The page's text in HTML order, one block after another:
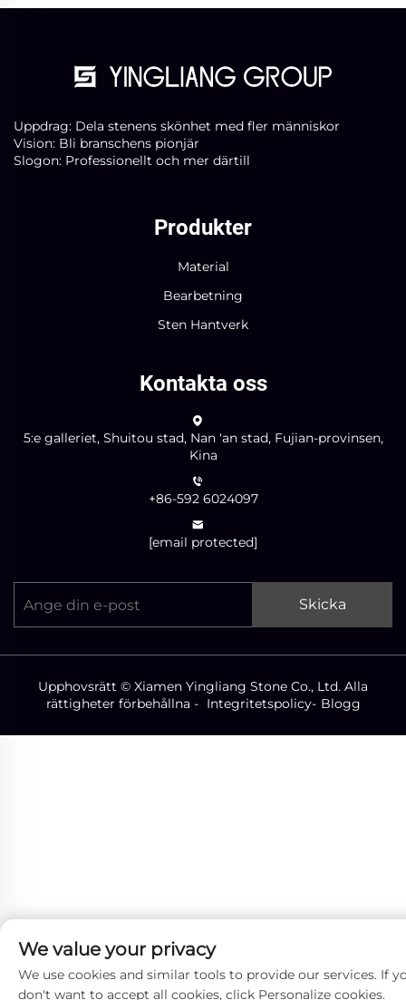
Uppdrag: Dela stenens skönhet med fler människor
Vision: Bli branschens pionjär
Slogon: Professionellt och mer därtill
Produkter
Material
Bearbetning
Sten Hantverk
Kontakta oss
5:e galleriet, Shuitou stad, Nan 'an stad, Fujian-provinsen,
Kina
+86-592 6024097
[email protected]
Skicka
Upphovsrätt © Xiamen Yingliang Stone Co., Ltd. Alla
rättigheter förbehållna - Integritetspolicy- Blogg
We value your privacy
We use cookies and similar tools to provide our services. If
don't want to accept all cookies, click Personalize cookies.